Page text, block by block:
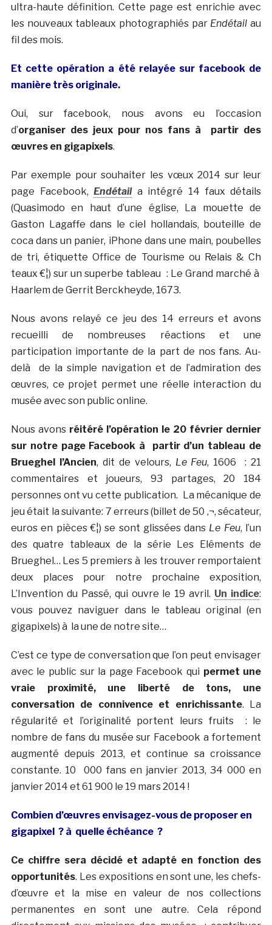
ultra-haute définition. Cette page est enrichie avec
les nouveaux tableaux photographiés par Endétail au
fil des mois.
Et cette opération a été relayée sur facebook de
manière très originale.
Oui, sur facebook, nous avons eu l’occasion
d’organiser des jeux pour nos fans à partir des
œuvres en gigapixels.
Par exemple pour souhaiter les vœux 2014 sur leur
page Facebook,Endétaila intégré 14 faux détails
(Quasimodo en haut d’une église, La mouette de
Gaston Lagaffe dans le ciel hollandais, bouteille de
coca dans un panier, iPhone dans une main, poubelles
de tri, étiquette Office de Tourisme ou Relais & Ch
teaux €¦) sur un superbe tableau : Le Grand marché à
Haarlem de Gerrit Berckheyde, 1673.
Nous avons relayé ce jeu des 14 erreurs et avons
recueilli de nombreuses réactions et une
participation importante de la part de nos fans. Au-
delà de la simple navigation et de l’admiration des
œuvres, ce projet permet une réelle interaction du
musée avec son public online.
Nous avons réitéré l’opération le 20 février dernier
sur notre page Facebook à partir d’un tableau de
Brueghel l’Ancien, dit de velours, Le Feu, 1606 : 21
commentaires et joueurs, 93 partages, 20 184
personnes ont vu cette publication. La mécanique de
jeu était la suivante: 7 erreurs (billet de 50 ‚¬, sécateur,
euros en pièces €¦) se sont glissées dans Le Feu, l’un
des quatre tableaux de la série Les Eléments de
Brueghel… Les 5 premiers à les trouver remportaient
deux places pour notre prochaine exposition,
L’Invention du Passé, qui ouvre le 19 avril. Un indice:
vous pouvez naviguer dans le tableau original (en
gigapixels) à la une de notre site…
C’est ce type de conversation que l’on peut envisager
avec le public sur la page Facebook qui permet une
vraie proximité, une liberté de tons, une
conversation de connivence et enrichissante. La
régularité et l’originalité portent leurs fruits : le
nombre de fans du musée sur Facebook a fortement
augmenté depuis 2013, et continue sa croissance
constante. 10 000 fans en janvier 2013, 34 000 en
janvier 2014 et 61 900 le 19 mars 2014 !
Combien d’œuvres envisagez-vous de proposer en
gigapixel ? à quelle échéance ?
Ce chiffre sera décidé et adapté en fonction des
opportunités. Les expositions en sont une, les chefs-
d’œuvre et la mise en valeur de nos collections
permanentes en sont une autre. Cela répond